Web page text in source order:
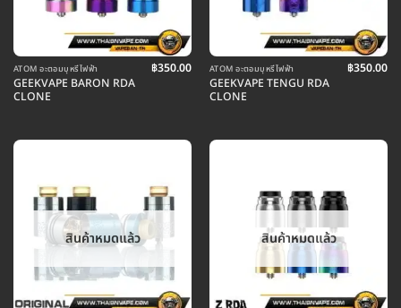
ATOM อะตอมบุหรี่ไฟฟ้า
GEEKVAPE BARON RDA
CLONE
฿350.00 ATOM อะตอมบุหรี่ไฟฟ้า
GEEKVAPE TENGU RDA
CLONE
฿350.00
สินค้าหมดแล้ว สินค้าหมดแล้ว